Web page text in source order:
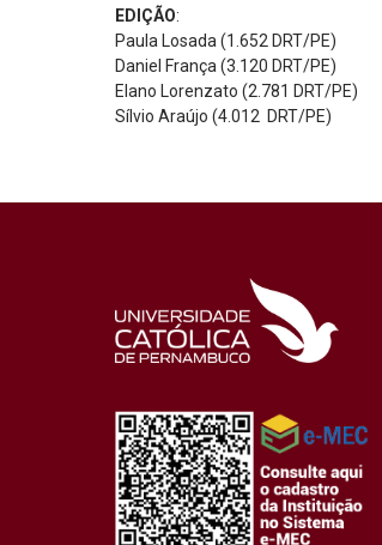
EDIÇÃO:
Paula Losada (1.652 DRT/PE)
Daniel França (3.120 DRT/PE)
Elano Lorenzato (2.781 DRT/PE)
Sílvio Araújo (4.012 DRT/PE)